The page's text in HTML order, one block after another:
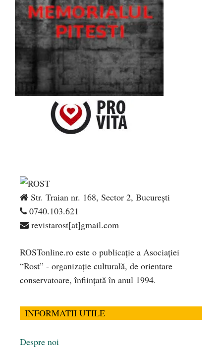
Str. Traian nr. 168, Sector 2, București
0740.103.621
revistarost[at]gmail.com
ROSTonline.ro este o publicaţie a Asociaţiei
“Rost” - organizaţie culturală, de orientare
conservatoare, înfiinţată în anul 1994.
INFORMATII UTILE
Despre noi